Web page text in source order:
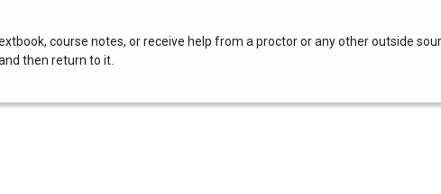
course notes, or receive help from a proctor or any other outside
then return to it.